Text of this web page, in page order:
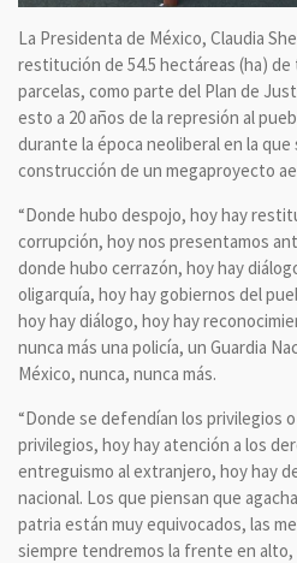
La Presidenta de México, Claudia
restitución de 54.5 hectáreas (ha) de
parcelas, como parte del Plan de
esto a 20 años de la represión al
durante la época neoliberal en la
construcción de un megaproyecto
“Donde hubo despojo, hoy hay
corrupción, hoy nos presentamos
donde hubo cerrazón, hoy hay
oligarquía, hoy hay gobiernos del
hoy hay diálogo, hoy hay
nunca más una policía, un Guardia
México, nunca, nunca más.
“Donde se defendían los privilegios
privilegios, hoy hay atención a los
entreguismo al extranjero, hoy hay
nacional. Los que piensan que
patria están muy equivocados, las
siempre tendremos la frente en alto,